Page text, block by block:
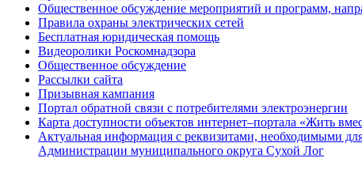
Общественное обсуждение мероприятий и программ,
Правила охраны электрических сетей
Бесплатная юридическая помощь
Видеоролики Роскомнадзора
Общественное обсуждение
Рассылки сайта
Призывная кампания
Портал обратной связи с потребителями электроэнергии
Карта доступности объектов интернет–портала «Жить
Актуальная информация с реквизитами, необходимыми
Администрации муниципального округа Сухой Лог